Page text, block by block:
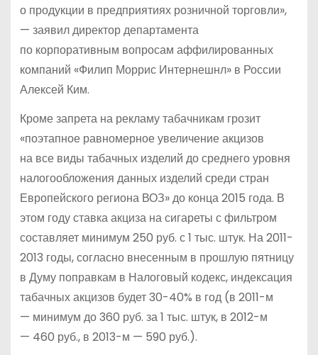
о продукции в предприятиях розничной торговли»,
— заявил директор департамента
по корпоративным вопросам аффилированных
компаний «Филип Моррис Интернешнл» в России
Алексей Ким.
Кроме запрета на рекламу табачникам грозит
«поэтапное равномерное увеличение акцизов
на все виды табачных изделий до среднего уровня
налогообложения данных изделий среди стран
Европейского региона ВОЗ» до конца 2015 года. В
этом году ставка акциза на сигареты с фильтром
составляет минимум 250 руб. с 1 тыс. штук. На 2011-
2013 годы, согласно внесенным в прошлую пятницу
в Думу поправкам в Налоговый кодекс, индексация
табачных акцизов будет 30-40% в год (в 2011-м
— минимум до 360 руб. за 1 тыс. штук, в 2012-м
— 460 руб., в 2013-м — 590 руб.).